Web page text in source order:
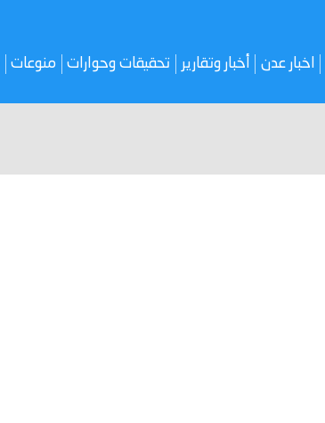
اخبار عدن أخبار وتقارير تحقيقات وحوارات منوعات